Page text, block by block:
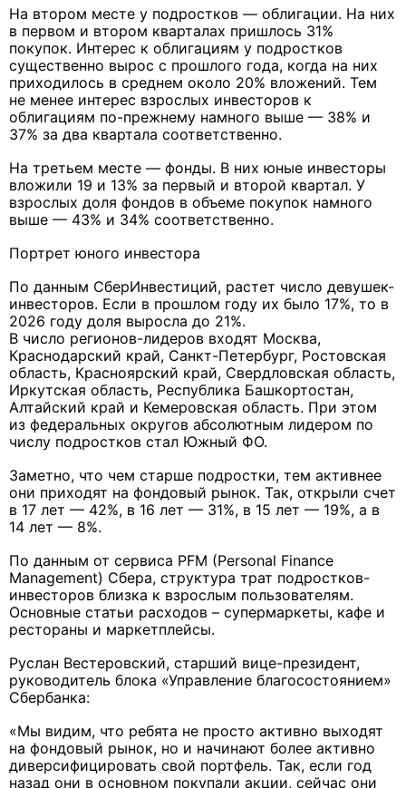
На втором месте у подростков — облигации. На них
в первом и втором кварталах пришлось 31%
покупок. Интерес к облигациям у подростков
существенно вырос с прошлого года, когда на них
приходилось в среднем около 20% вложений. Тем
не менее интерес взрослых инвесторов к
облигациям по-прежнему намного выше — 38% и
37% за два квартала соответственно.
На третьем месте — фонды. В них юные инвесторы
вложили 19 и 13% за первый и второй квартал. У
взрослых доля фондов в объеме покупок намного
выше — 43% и 34% соответственно.
Портрет юного инвестора
По данным СберИнвестиций, растет число девушек-
инвесторов. Если в прошлом году их было 17%, то в
2026 году доля выросла до 21%.
В число регионов-лидеров входят Москва,
Краснодарский край, Санкт-Петербург, Ростовская
область, Красноярский край, Свердловская область,
Иркутская область, Республика Башкортостан,
Алтайский край и Кемеровская область. При этом
из федеральных округов абсолютным лидером по
числу подростков стал Южный ФО.
Заметно, что чем старше подростки, тем активнее
они приходят на фондовый рынок. Так, открыли счет
в 17 лет — 42%, в 16 лет — 31%, в 15 лет — 19%, а в
14 лет — 8%.
По данным от сервиса PFM (Personal Finance
Management) Сбера, структура трат подростков-
инвесторов близка к взрослым пользователям.
Основные статьи расходов – супермаркеты, кафе и
рестораны и маркетплейсы.
Руслан Вестеровский, старший вице-президент,
руководитель блока «Управление благосостоянием»
Сбербанка:
«Мы видим, что ребята не просто активно выходят
на фондовый рынок, но и начинают более активно
диверсифицировать свой портфель. Так, если год
назад они в основном покупали акции, сейчас они